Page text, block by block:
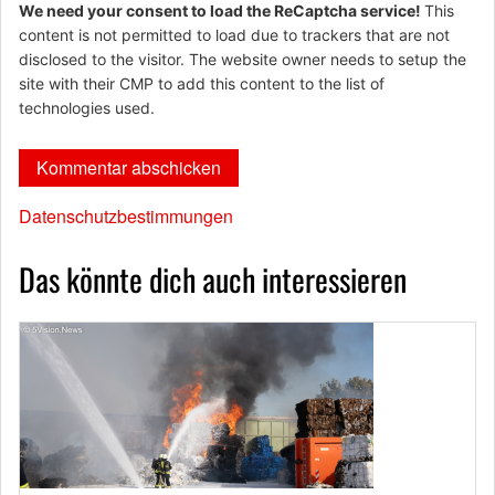
We need your consent to load the ReCaptcha service! This
content is not permitted to load due to trackers that are not
disclosed to the visitor. The website owner needs to setup the
site with their CMP to add this content to the list of
technologies used.
Datenschutzbestimmungen
Das könnte dich auch interessieren